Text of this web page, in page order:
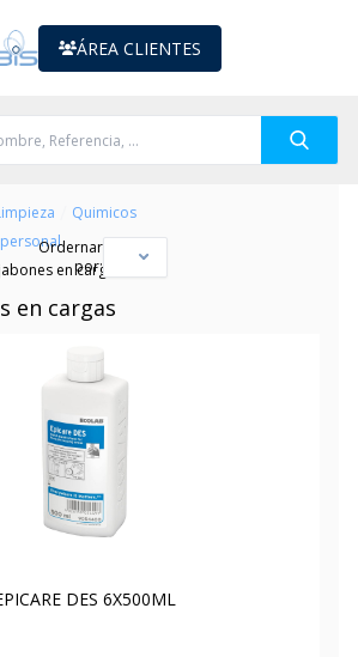
ÁREA CLIENTES
Quimicos
en cargas
Ordernar
por:
en cargas
DES 6X500ML